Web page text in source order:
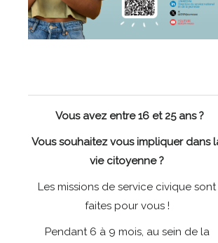
Vous avez entre 16 et 25 ans ?
Vous souhaitez vous impliquer dans
vie citoyenne ?
Les missions de service civique sont
faites pour vous !
Pendant 6 à 9 mois, au sein de la